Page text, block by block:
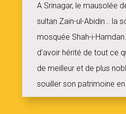
A Srinagar, le mausolée
sultan Zain-ul-Abidin… la
mosquée Shah-i-
d’avoir hérité de tout ce
de meilleur et de plus
souiller son patrimoine en